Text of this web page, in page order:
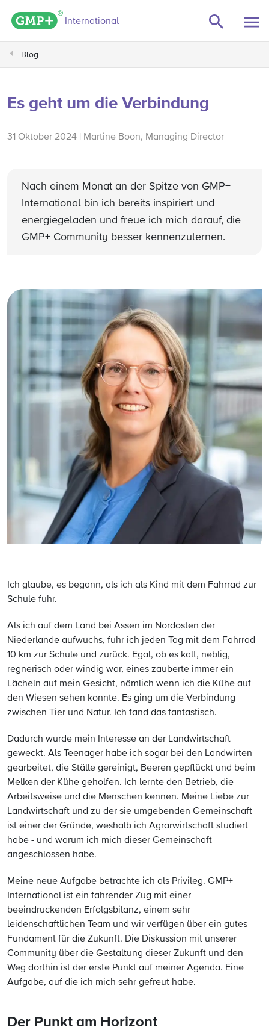
GMP+ logo
International
Blog
Es geht um die Verbindung
31 Oktober 2024 | Martine Boon, Managing Director
Nach einem Monat an der Spitze von GMP+
International bin ich bereits inspiriert und
energiegeladen und freue ich mich darauf, die
GMP+ Community besser kennenzulernen.
Ich glaube, es begann, als ich als Kind mit dem Fahrrad zur
Schule fuhr.
Als ich auf dem Land bei Assen im Nordosten der
Niederlande aufwuchs, fuhr ich jeden Tag mit dem Fahrrad
10 km zur Schule und zurück. Egal, ob es kalt, neblig,
regnerisch oder windig war, eines zauberte immer ein
Lächeln auf mein Gesicht, nämlich wenn ich die Kühe auf
den Wiesen sehen konnte. Es ging um die Verbindung
zwischen Tier und Natur. Ich fand das fantastisch.
Dadurch wurde mein Interesse an der Landwirtschaft
geweckt. Als Teenager habe ich sogar bei den Landwirten
gearbeitet, die Ställe gereinigt, Beeren gepflückt und beim
Melken der Kühe geholfen. Ich lernte den Betrieb, die
Arbeitsweise und die Menschen kennen. Meine Liebe zur
Landwirtschaft und zu der sie umgebenden Gemeinschaft
ist einer der Gründe, weshalb ich Agrarwirtschaft studiert
habe - und warum ich mich dieser Gemeinschaft
angeschlossen habe.
Meine neue Aufgabe betrachte ich als Privileg. GMP+
International ist ein fahrender Zug mit einer
beeindruckenden Erfolgsbilanz, einem sehr
leidenschaftlichen Team und wir verfügen über ein gutes
Fundament für die Zukunft. Die Diskussion mit unserer
Community über die Gestaltung dieser Zukunft und den
Weg dorthin ist der erste Punkt auf meiner Agenda. Eine
Aufgabe, auf die ich mich sehr gefreut habe.
Der Punkt am Horizont